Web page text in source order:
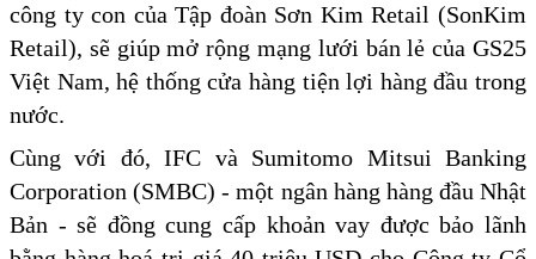
công ty con của Tập đoàn Sơn Kim Retail (SonKim
Retail), sẽ giúp mở rộng mạng lưới bán lẻ của GS25
Việt Nam, hệ thống cửa hàng tiện lợi hàng đầu trong
nước.
Cùng với đó, IFC và Sumitomo Mitsui Banking
Corporation (SMBC) - một ngân hàng hàng đầu Nhật
Bản - sẽ đồng cung cấp khoản vay được bảo lãnh